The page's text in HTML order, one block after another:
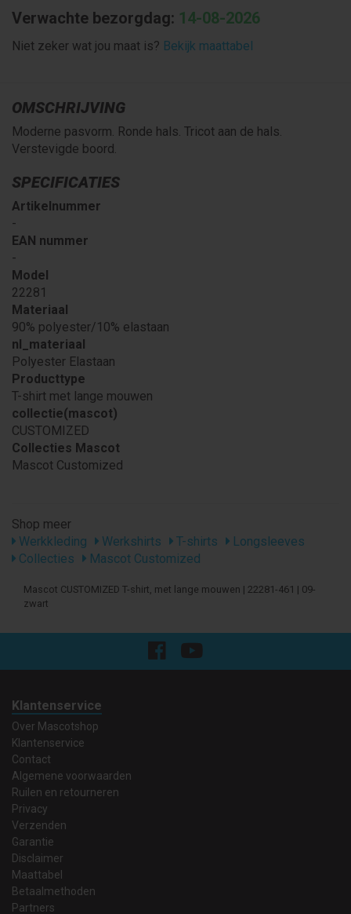
Verwachte bezorgdag: 14-08-2026
Niet zeker wat jou maat is? Bekijk maattabel
OMSCHRIJVING
Moderne pasvorm. Ronde hals. Tricot aan de hals.
Verstevigde boord.
SPECIFICATIES
Artikelnummer
-
EAN nummer
-
Model
22281
Materiaal
90% polyester/10% elastaan
nl_materiaal
Polyester Elastaan
Producttype
T-shirt met lange mouwen
collectie(mascot)
CUSTOMIZED
Collecties Mascot
Mascot Customized
Shop meer
Werkkleding
Werkshirts T-shirts
Longsleeves
Collecties
Mascot Customized
Mascot CUSTOMIZED T-shirt, met lange mouwen | 22281-461 | 09-
zwart
Klantenservice
Over Mascotshop
Klantenservice
Contact
Algemene voorwaarden
Ruilen en retourneren
Privacy
Verzenden
Garantie
Disclaimer
Maattabel
Betaalmethoden
Partners